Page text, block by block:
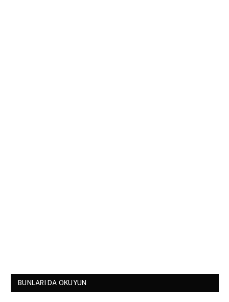
BUNLARI DA OKUYUN